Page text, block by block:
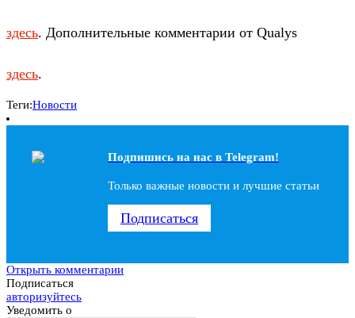
здесь. Дополнительные комментарии от Qualys
здесь.
Теги:Новости
Подпишись на наc в Telegram!
Только важные новости и лучшие статьи
Подписаться
Открыть комментарии
Подписаться
авторизуйтесь
Уведомить о